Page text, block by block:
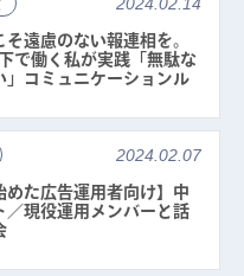
遠慮のない報連相を。
で働く私が実践「無駄な
」コミュニケーションル
2024.02.07
めた広告運用者向け】中
／現役運用メンバーと話